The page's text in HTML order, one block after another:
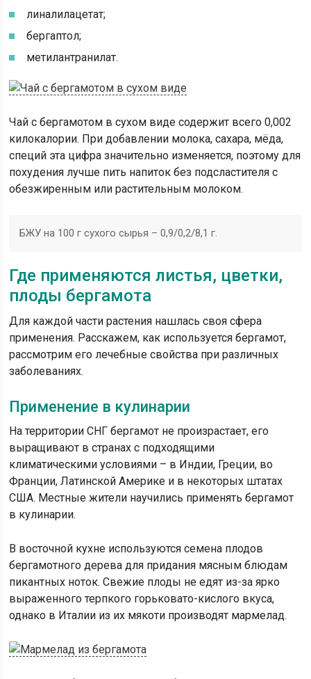
линалилацетат;
бергаптол;
метилантранилат.
Чай с бергамотом в сухом виде содержит всего 0,002
килокалории. При добавлении молока, сахара, мёда,
специй эта цифра значительно изменяется, поэтому для
похудения лучше пить напиток без подсластителя с
обезжиренным или растительным молоком.
БЖУ на 100 г сухого сырья – 0,9/0,2/8,1 г.
Где применяются листья, цветки,
плоды бергамота
Для каждой части растения нашлась своя сфера
применения. Расскажем, как используется бергамот,
рассмотрим его лечебные свойства при различных
заболеваниях.
Применение в кулинарии
На территории СНГ бергамот не произрастает, его
выращивают в странах с подходящими
климатическими условиями – в Индии, Греции, во
Франции, Латинской Америке и в некоторых штатах
США. Местные жители научились применять бергамот
в кулинарии.
В восточной кухне используются семена плодов
бергамотного дерева для придания мясным блюдам
пикантных ноток. Свежие плоды не едят из-за ярко
выраженного терпкого горьковато-кислого вкуса,
однако в Италии из их мякоти производят мармелад.